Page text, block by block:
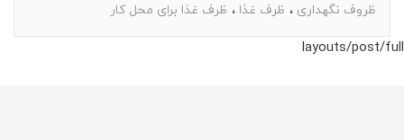
ظروف نگهداری
ظرف غذا ظرف غذا برای محل کار
layouts/post/full